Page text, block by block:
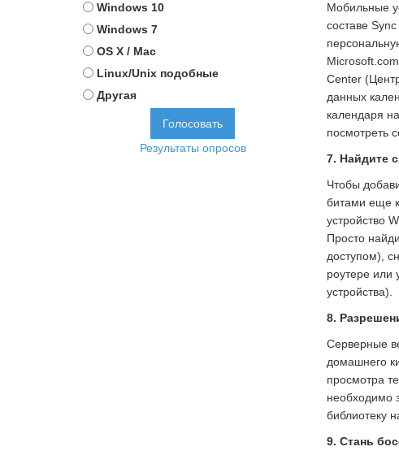
Мобильные
составе
Center
данных
календаря
посмотреть
7. Найдите
Чтобы
битами еще
устройство
Просто
доступом),
роутере или
устройства).
8.
Серверные
домашнего
просмотра
необходимо
библиотеку
9. Стань
Windows 10
Windows 7
OS X / Mac
Linux/Unix подобные
Другая
Результаты опросов